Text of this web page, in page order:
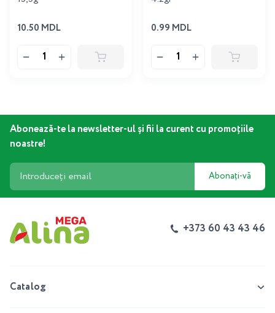
10.50 MDL 0.99 MDL
Abonează-te la newsletter-ul și fii la curent cu promoțiile
noastre!
Abonați-vă
+373 60 43 43 46
Catalog